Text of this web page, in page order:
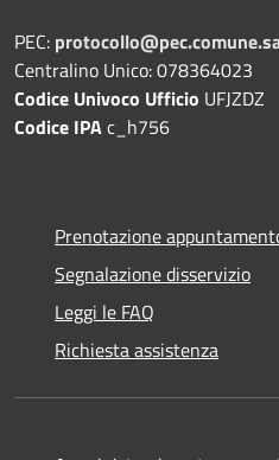
PEC:
Centralino Unico: 078364023
Codice Univoco Ufficio UFJZDZ
Codice IPAc_h756
Prenotazione
Segnalazione disservizio
Leggi le FAQ
Richiesta assistenza